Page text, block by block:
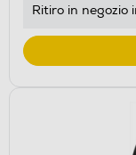
Ritiro in negozio